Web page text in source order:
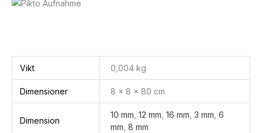
Vikt 0,004 kg
Dimensioner 8 × 8 × 80 cm
Dimension
10 mm 12 mm 16 mm 3 mm 6
mm 8 mm